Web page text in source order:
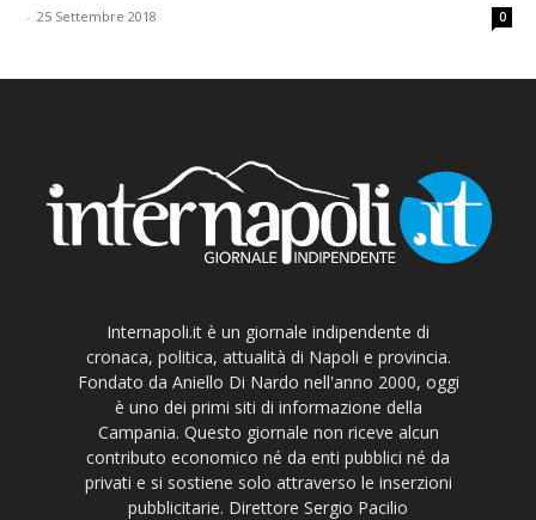
- 25 Settembre 2018 0
Internapoli.it è un giornale indipendente di
cronaca, politica, attualità di Napoli e provincia.
Fondato da Aniello Di Nardo nell'anno 2000, oggi
è uno dei primi siti di informazione della
Campania. Questo giornale non riceve alcun
contributo economico né da enti pubblici né da
privati e si sostiene solo attraverso le inserzioni
pubblicitarie. Direttore Sergio Pacilio